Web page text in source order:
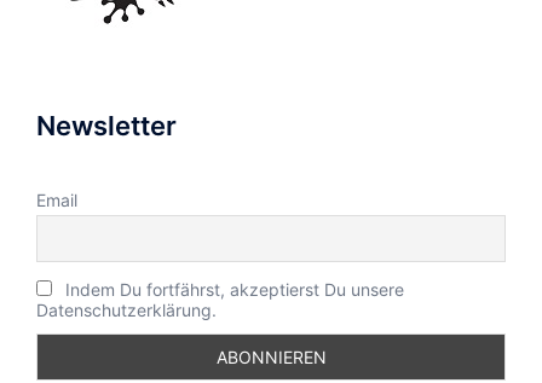
Newsletter
Email
Indem Du fortfährst, akzeptierst Du unsere
Datenschutzerklärung.